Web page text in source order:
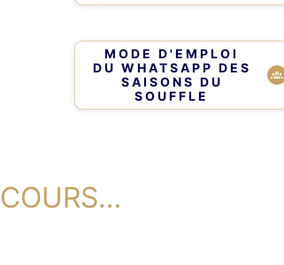
MODE D'EMPLOI
DU WHATSAPP DES
SAISONS DU
SOUFFLE